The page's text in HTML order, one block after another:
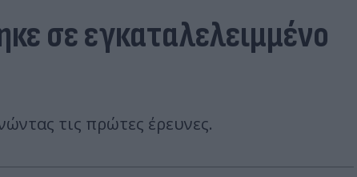
σε εγκαταλελειμμένο
τις πρώτες έρευνες.